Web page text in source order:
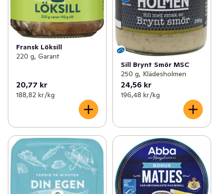
Fransk Löksill
220 g, Garant
20,77 kr
188,82 kr /kg
Sill Brynt Smör MSC
250 g, Klädesholmen
24,56 kr
196,48 kr /kg